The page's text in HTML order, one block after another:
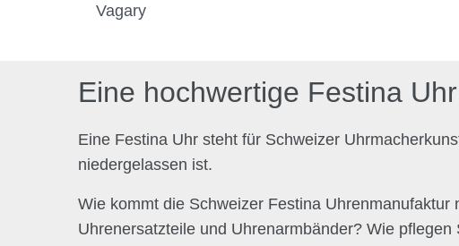
Vagary
Eine hochwertige Festina
Eine Festina Uhr steht für Schweizer
niedergelassen ist.
Wie kommt die Schweizer Festina
Uhrenersatzteile und Uhrenarmbänder? Wie